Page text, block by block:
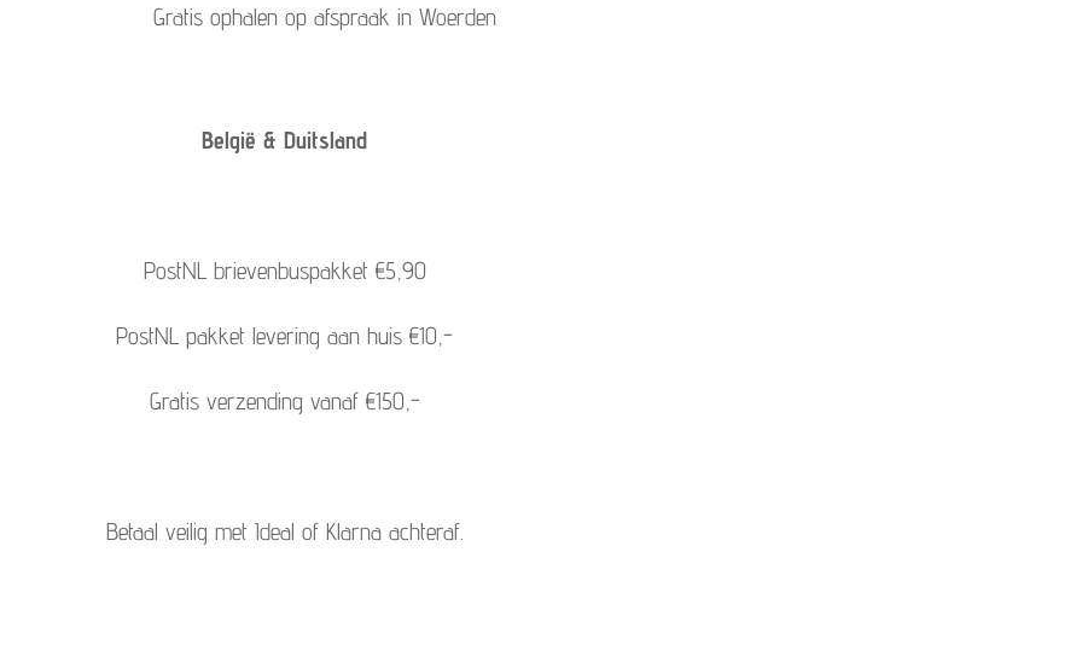
Gratis ophalen op afspraak in Woerden
België & Duitsland
PostNL brievenbuspakket €5,90
PostNL pakket levering aan huis €10,-
Gratis verzending vanaf €150,-
Betaal veilig met Ideal of Klarna achteraf.